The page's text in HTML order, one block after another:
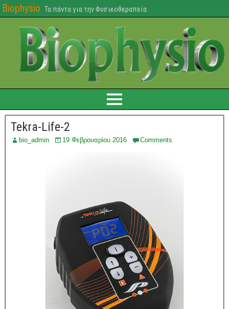
Biophysio Τα πάντα για την Φυσικοθεραπεία
Tekra-Life-2
bio_admin 19 Φεβρουαρίου 2016 Comments